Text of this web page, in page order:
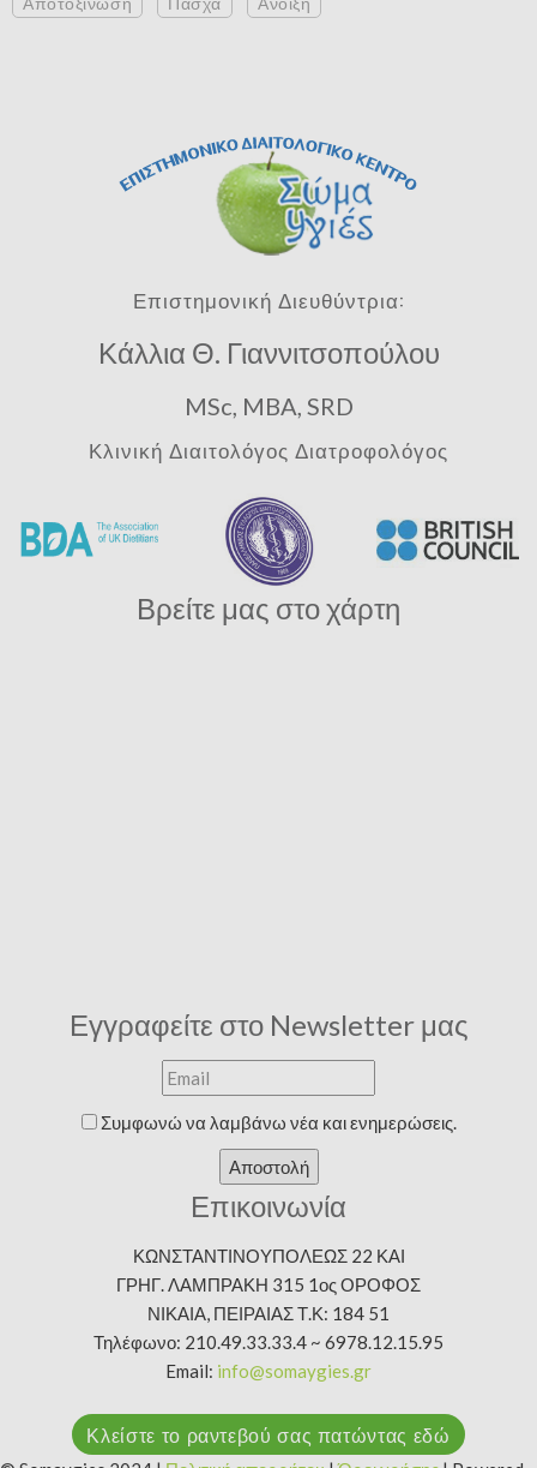
Επιστημονική Διευθύντρια:
Κάλλια Θ. Γιαννιτσοπούλου
MSc, MBA, SRD
Κλινική Διαιτολόγος Διατροφολόγος
Βρείτε μας στο χάρτη
Εγγραφείτε στο Newsletter μας
Συμφωνώ να λαμβάνω νέα και ενημερώσεις.
Αποστολή
Επικοινωνία
ΚΩΝΣΤΑΝΤΙΝΟΥΠΟΛΕΩΣ 22 ΚΑΙ
ΓΡΗΓ. ΛΑΜΠΡΑΚΗ 315 1ος ΟΡΟΦΟΣ
ΝΙΚΑΙΑ, ΠΕΙΡΑΙΑΣ Τ.Κ: 184 51
Τηλέφωνο: 210.49.33.33.4 ~ 6978.12.15.95
Email: info@somaygies.gr
Κλείστε το ραντεβού σας πατώντας εδώ